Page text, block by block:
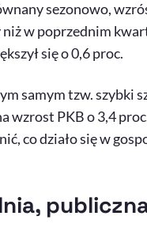
sezonowo,
w poprzednim
się o 0,6 proc.
samym tzw. szybki
wzrost PKB o 3,4
co działo się w